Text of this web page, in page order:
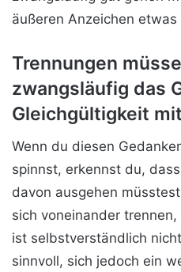
äußeren Anzeichen
Trennungen
zwangsläufig das
Gleichgültigkeit
Wenn du diesen
spinnst, erkennst du,
davon ausgehen
sich voneinander
ist selbstverständlich
sinnvoll, sich jedoch ein